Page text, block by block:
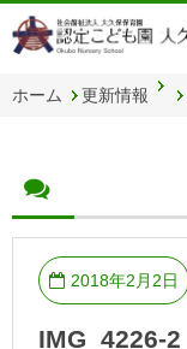
ホーム 更新情報
2018年2月2日
IMG_4226-2